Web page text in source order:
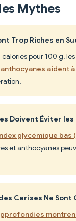
Mythes
Trop Riches en
pour 100 g,
aident
Doivent Éviter
glycémique bas
et anthocyanes
Cerises Ne